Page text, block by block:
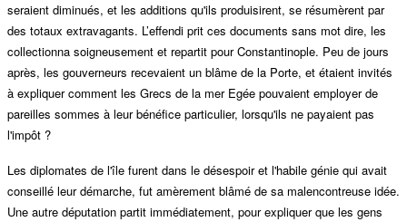
seraient diminués, et les additions qu'ils produisirent, se résumèrent par
des totaux extravagants. L’effendi prit ces documents sans mot dire, les
collectionna soigneusement et repartit pour Constantinople. Peu de jours
après, les gouverneurs recevaient un blâme de la Porte, et étaient invités
à expliquer comment les Grecs de la mer Egée pouvaient employer de
pareilles sommes à leur bénéfice particulier, lorsqu'ils ne payaient pas
l'impôt ?
Les diplomates de l'île furent dans le désespoir et l'habile génie qui avait
conseillé leur démarche, fut amèrement blâmé de sa malencontreuse idée.
Une autre députation partit immédiatement, pour expliquer que les gens